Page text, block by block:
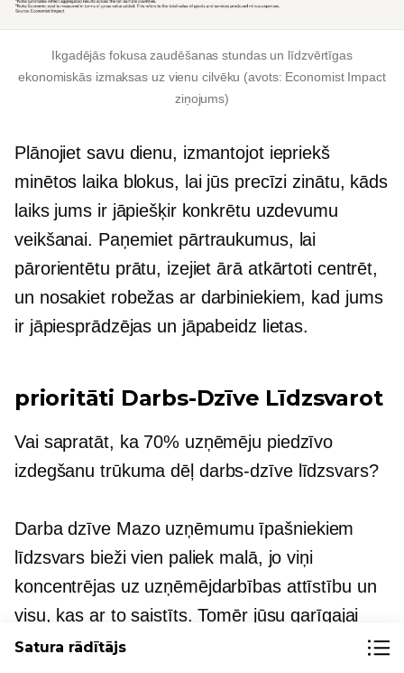
Ikgadējās fokusa zaudēšanas stundas un līdzvērtīgas
ekonomiskās izmaksas uz vienu cilvēku (avots: Economist Impact
ziņojums)
Plānojiet savu dienu, izmantojot iepriekš
minētos laika blokus, lai jūs precīzi zinātu, kāds
laiks jums ir jāpiešķir konkrētu uzdevumu
veikšanai. Paņemiet pārtraukumus, lai
pārorientētu prātu, izejiet ārā atkārtoti centrēt,
un nosakiet robežas ar darbiniekiem, kad jums
ir jāpiesprādzējas un jāpabeidz lietas.
prioritāti Darbs-Dzīve Līdzsvarot
Vai sapratāt, ka 70% uzņēmēju piedzīvo
izdegšanu trūkuma dēļ darbs-dzīvelīdzsvars?
Darba dzīveMazo uzņēmumu īpašniekiem
līdzsvars bieži vien paliek malā, jo viņi
koncentrējas uz uzņēmējdarbības attīstību un
visu, kas ar to saistīts. Tomēr jūsu garīgajai
veselībai nekad nevajadzētu palikt otrajā plānā
Satura rādītājs